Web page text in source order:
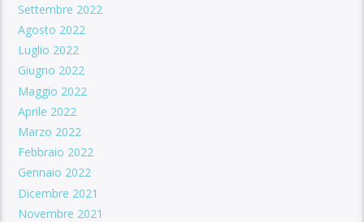
Settembre 2022
Agosto 2022
Luglio 2022
Giugno 2022
Maggio 2022
Aprile 2022
Marzo 2022
Febbraio 2022
Gennaio 2022
Dicembre 2021
Novembre 2021